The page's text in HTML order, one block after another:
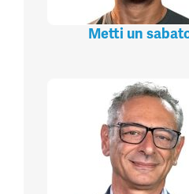
Metti un